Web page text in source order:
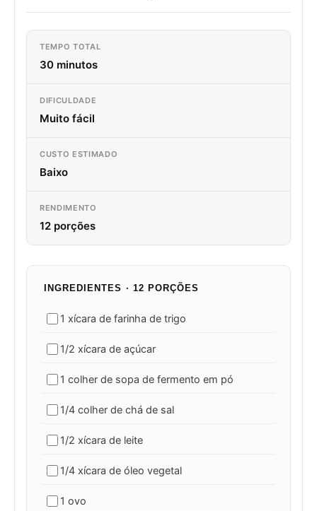
TEMPO TOTAL
30 minutos
DIFICULDADE
Muito fácil
CUSTO ESTIMADO
Baixo
RENDIMENTO
12 porções
INGREDIENTES · 12 PORÇÕES
1 xícara de farinha de trigo
1/2 xícara de açúcar
1 colher de sopa de fermento em pó
1/4 colher de chá de sal
1/2 xícara de leite
1/4 xícara de óleo vegetal
1 ovo